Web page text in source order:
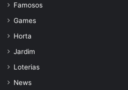
Famosos
Games
Horta
Jardim
Loterias
News